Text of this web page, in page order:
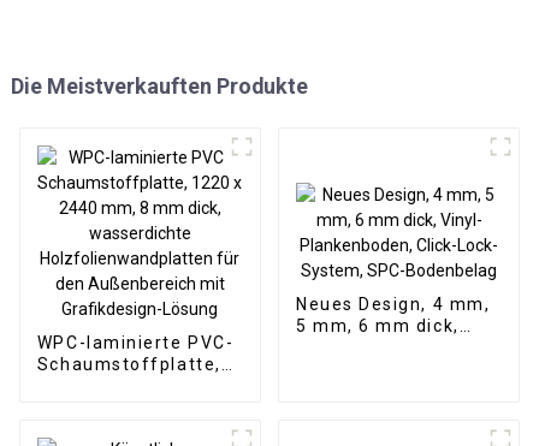
Die Meistverkauften Produkte
WPC-laminierte PVC-
Schaumstoffplatte,
Neues Design, 4 mm,
5 mm, 6 mm dick,